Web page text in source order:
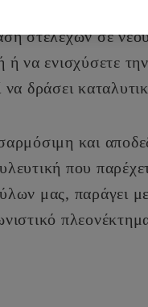
να
στελεχών σε
ή να ενισχύσετε
να δράσει
και
που
μας, παράγει